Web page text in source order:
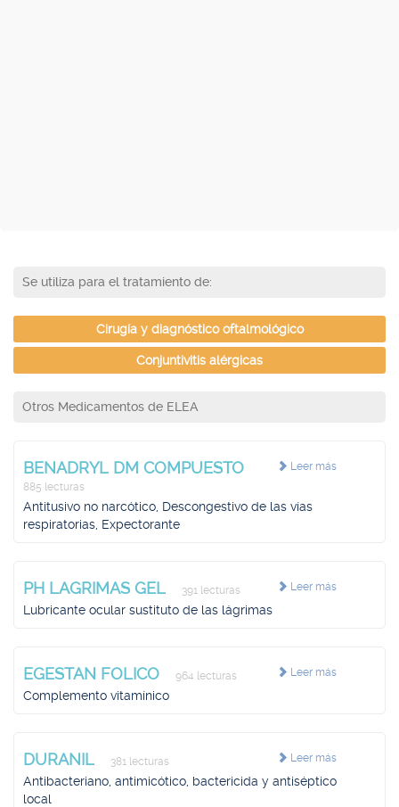
Se utiliza para el tratamiento de:
Cirugía y diagnóstico oftalmológico
Conjuntivitis alérgicas
Otros Medicamentos de ELEA
Leer más
BENADRYL DM COMPUESTO
885 lecturas
Antitusivo no narcótico, Descongestivo de las vías
respiratorias, Expectorante
Leer más
PH LAGRIMAS GEL 391 lecturas
Lubricante ocular sustituto de las lágrimas
Leer más
EGESTAN FOLICO 964 lecturas
Complemento vitamínico
Leer más
DURANIL 381 lecturas
Antibacteriano, antimicótico, bactericida y antiséptico
local